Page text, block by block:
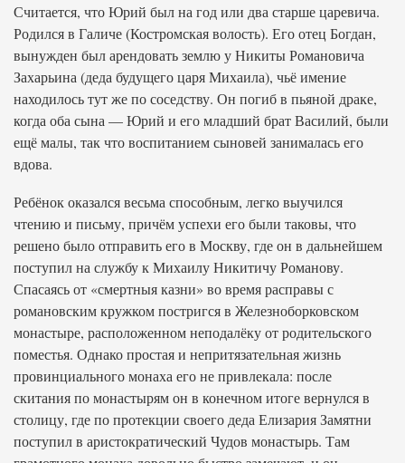
Считается, что Юрий был на год или два старше царевича.
Родился в Галиче (Костромская волость). Его отец Богдан,
вынужден был арендовать землю у Никиты Романовича
Захарьина (деда будущего царя Михаила), чьё имение
находилось тут же по соседству. Он погиб в пьяной драке,
когда оба сына — Юрий и его младший брат Василий, были
ещё малы, так что воспитанием сыновей занималась его
вдова.
Ребёнок оказался весьма способным, легко выучился
чтению и письму, причём успехи его были таковы, что
решено было отправить его в Москву, где он в дальнейшем
поступил на службу к Михаилу Никитичу Романову.
Спасаясь от «смертныя казни» во время расправы с
романовским кружком постригся в Железноборковском
монастыре, расположенном неподалёку от родительского
поместья. Однако простая и непритязательная жизнь
провинциального монаха его не привлекала: после
скитания по монастырям он в конечном итоге вернулся в
столицу, где по протекции своего деда Елизария Замятни
поступил в аристократический Чудов монастырь. Там